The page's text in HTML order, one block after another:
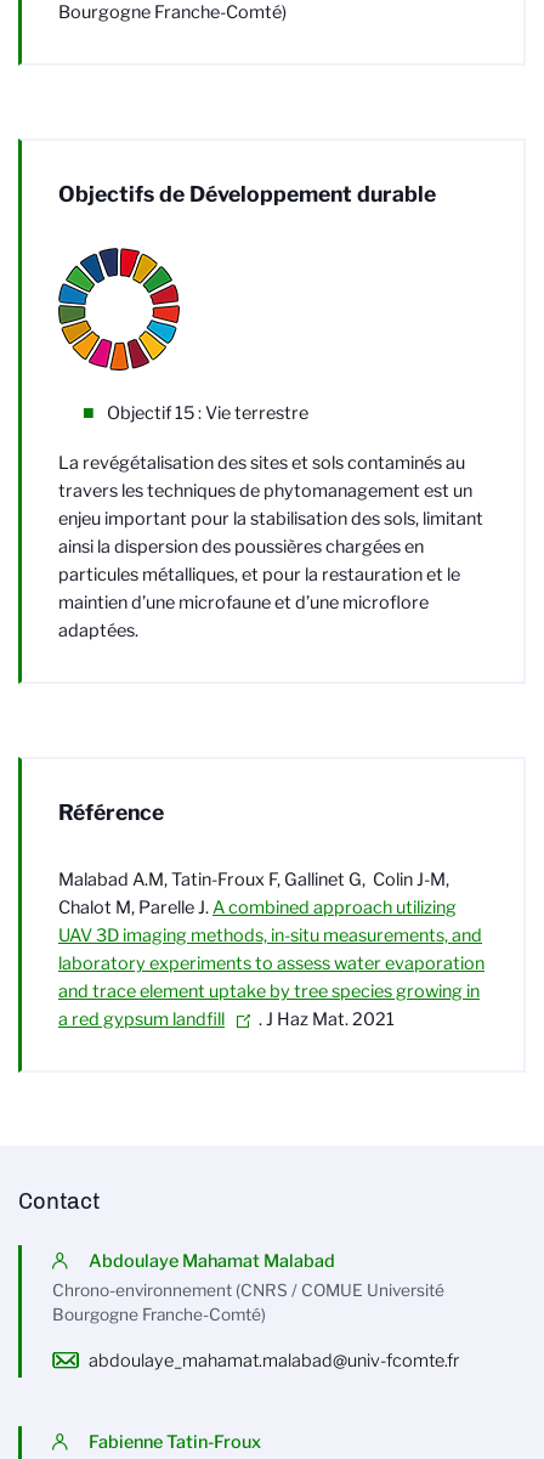
Bourgogne Franche-Comté)
Objectifs de Développement durable
Objectif 15 : Vie terrestre
La revégétalisation des sites et sols contaminés au
travers les techniques de phytomanagement est un
enjeu important pour la stabilisation des sols, limitant
ainsi la dispersion des poussières chargées en
particules métalliques, et pour la restauration et le
maintien d’une microfaune et d’une microflore
adaptées.
Référence
Malabad A.M, Tatin-Froux F, Gallinet G, Colin J-M,
Chalot M, Parelle J.A combined approach utilizing
UAV 3D imaging methods, in-situ measurements, and
laboratory experiments to assess water evaporation
and trace element uptake by tree species growing in
a red gypsum landfill
. J Haz Mat. 2021
Contact
Abdoulaye Mahamat Malabad
Chrono-environnement (CNRS / COMUE Université
Bourgogne Franche-Comté)
abdoulaye_mahamat.malabad@univ-fcomte.fr
Fabienne Tatin-Froux